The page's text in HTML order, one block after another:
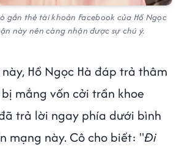
gắn thẻ tài khoản Facebook của Hồ Ngọc
này nên càng nhận được sự chú ý.
Hồ Ngọc Hà đáp trả thâm
mắng vốn cởi trần khoe
trả lời ngay phía dưới bình
mạng này. Cô cho biết: "Đi